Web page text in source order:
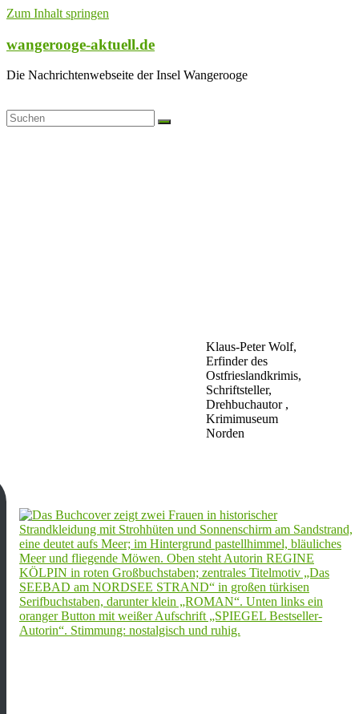
Zum Inhalt springen
wangerooge-aktuell.de
Die Nachrichtenwebseite der Insel Wangerooge
Klaus-Peter Wolf,
Erfinder des
Ostfrieslandkrimis,
Schriftsteller,
Drehbuchautor ,
Krimimuseum
Norden